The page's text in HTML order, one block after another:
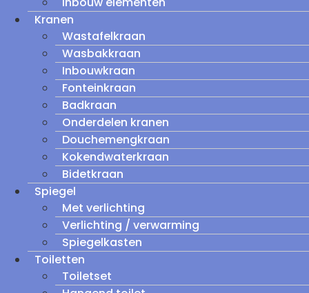
Kranen
Wastafelkraan
Wasbakkraan
Inbouwkraan
Fonteinkraan
Badkraan
Onderdelen kranen
Douchemengkraan
Kokendwaterkraan
Bidetkraan
Spiegel
Met verlichting
Verlichting / verwarming
Spiegelkasten
Toiletten
Toiletset